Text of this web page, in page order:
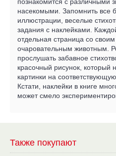
насекомыми. Запомнить все
иллюстрации, веселые
задания с наклейками.
отдельная страница со
очаровательным животным.
прослушать забавное
красочный рисунок, который
картинки на
Кстати, наклейки в книге
может смело
Также покупают